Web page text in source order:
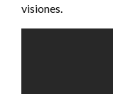
visiones.